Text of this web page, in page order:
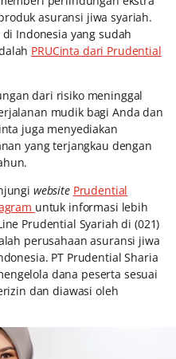
asuransi jiwa syariah.
Indonesia yang sudah
PRUCinta dari Prudential
dari risiko meninggal
mudik bagi Anda dan
juga menyediakan
yang terjangkau dengan
website Prudential
untuk informasi lebih
Prudential Syariah di (021)
perusahaan asuransi jiwa
PT Prudential Sharia
dana peserta sesuai
dan diawasi oleh